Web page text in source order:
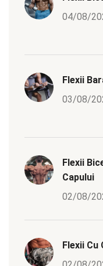
04/08/
Flexii
03/08/
Flexii
Capului
02/08/
Flexii